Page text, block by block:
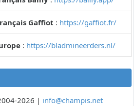
Gaffiot : https://gaffiot.fr/
: https://bladmineerders.nl/
2026 | info@champis.net